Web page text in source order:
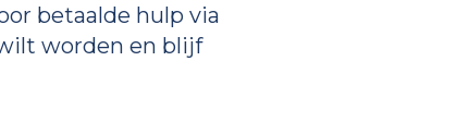
betaalde hulp via
worden en blijf